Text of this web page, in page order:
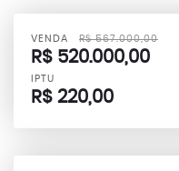
VENDA R$567.000,00
R$ 520.000,00
IPTU
R$ 220,00